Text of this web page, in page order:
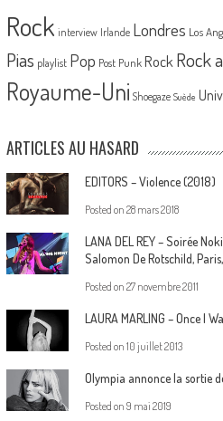
Rock interview Irlande Londres Los
Pias playlist Pop Post Punk Rock Rock
Royaume-Uni Shoegaze Suède
ARTICLES AU HASARD
EDITORS – Violence (2018)
Posted on 28 mars 2018
LANA DEL REY – Soirée
Salomon De Rotschild,
Posted on 27 novembre 2011
LAURA MARLING – Once I
Posted on 10 juillet 2013
Olympia annonce la sortie
Posted on 9 mai 2019